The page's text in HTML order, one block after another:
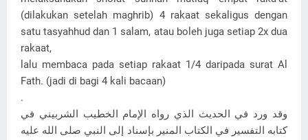
(dilakukan setelah maghrib) 4 rakaat sekaligus dengan
satu tasyahhud dan 1 salam, atau boleh juga setiap 2x dua
rakaat,
lalu membaca pada setiap rakaat 1/4 daripada surat Al
Fath. (jadi di bagi 4 kali bacaan)
.
وقد ورد في الحديث الذي رواه الإمام الخطيب الشربيني في
كتابه التفسير في الكتاب المنير بإسناد إلى النبي صلى الله عليه